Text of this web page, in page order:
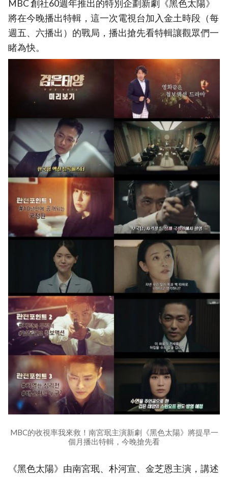
MBC 創社60週年推出的特別企劃新劇《黑色太陽》
將在今晚播出特輯，這一次電視台加入金土時段（每
週五、六播出）的戰局，播出搶先看特輯讓觀眾們一
睹為快。
MBC的收視率我來救！南宮珉主演新劇《黑色太陽》將提早一
個月播出特輯，今晚搶先看
《黑色太陽》由南宮珉、朴河宣、金芝恩主演，講述